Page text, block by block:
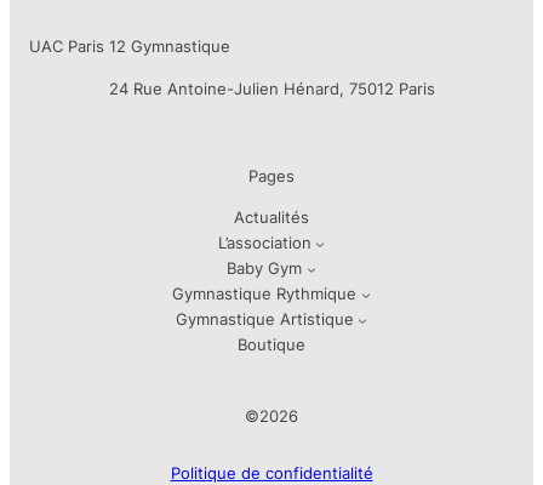
UAC Paris 12 Gymnastique
24 Rue Antoine-Julien Hénard, 75012 Paris
Pages
Actualités
L’association
Baby Gym
Gymnastique Rythmique
Gymnastique Artistique
Boutique
©2026
Politique de confidentialité